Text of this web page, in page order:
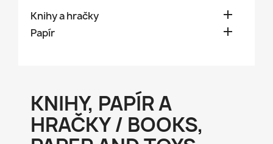
Knihy a hračky 
Papír 
KNIHY, PAPÍR A
HRAČKY / BOOKS,